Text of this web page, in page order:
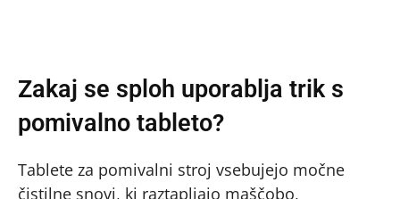
Zakaj se sploh uporablja trik s
pomivalno tableto?
Tablete za pomivalni stroj vsebujejo močne
čistilne snovi, ki raztapljajo maščobo,